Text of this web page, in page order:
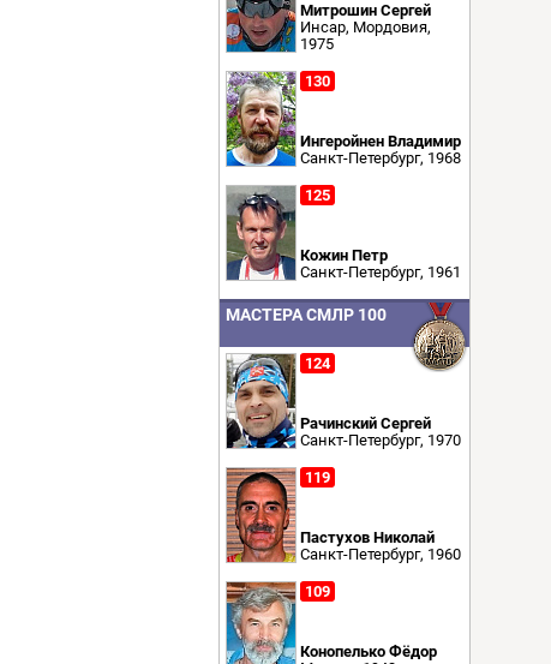
Митрошин Сергей
Инсар, Мордовия,
1975
130
Ингеройнен Владимир
Санкт-Петербург, 1968
125
Кожин Петр
Санкт-Петербург, 1961
МАСТЕРА СМЛР 100
124
Рачинский Сергей
Санкт-Петербург, 1970
119
Пастухов Николай
Санкт-Петербург, 1960
109
Конопелько Фёдор